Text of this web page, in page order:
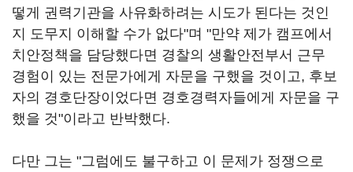
떻게 권력기관을 사유화하려는 시도가 된다는 것인
지 도무지 이해할 수가 없다"며 "만약 제가 캠프에서
치안정책을 담당했다면 경찰의 생활안전부서 근무
경험이 있는 전문가에게 자문을 구했을 것이고, 후보
자의 경호단장이었다면 경호경력자들에게 자문을 구
했을 것"이라고 반박했다.
다만 그는 "그럼에도 불구하고 이 문제가 정쟁으로